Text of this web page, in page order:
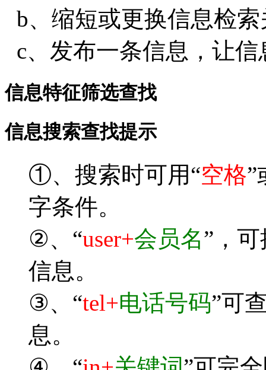
b、缩短或更换信息检
c、发布一条信息，让
信息特征筛选查找
信息搜索查找提示
①、搜索时可用“空格”
字条件。
②、“user+会员名”，
信息。
③、“tel+电话号码”可
息。